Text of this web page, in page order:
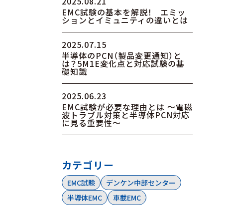
EMC試験の基本を解説！ エミッ
ションとイミュニティの違いとは
2025.07.15
半導体のPCN（製品変更通知）と
は？5M1E変化点と対応試験の基
礎知識
2025.06.23
EMC試験が必要な理由とは ～電磁
波トラブル対策と半導体PCN対応
に見る重要性～
カテゴリー
EMC試験
デンケン中部センター
半導体EMC
車載EMC